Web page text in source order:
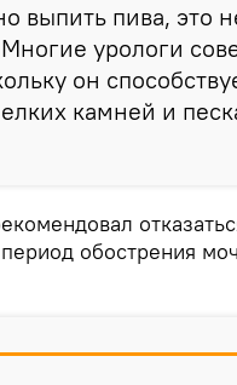
выпить пива, это
урологи
он
камней и
обострения